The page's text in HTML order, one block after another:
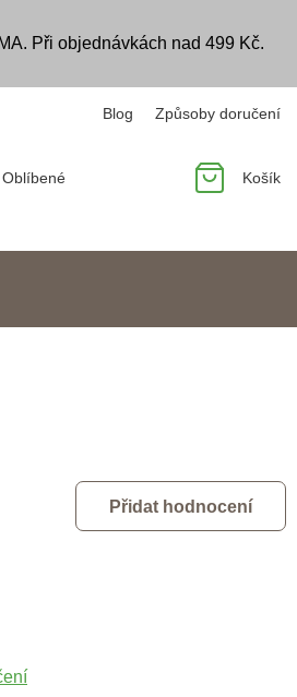
Při objednávkách nad 499 Kč.
Blog Způsoby doručení
Oblíbené Košík
Přidat hodnocení